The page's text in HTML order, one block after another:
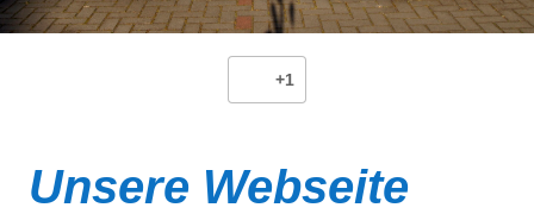
+1
Unsere Webseite